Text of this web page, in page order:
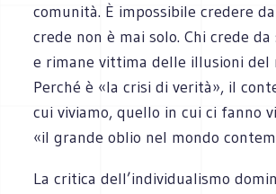
comunità. È impossibile credere
crede non è mai solo. Chi crede
e rimane vittima delle illusioni del
Perché è «la crisi di verità», il
cui viviamo, quello in cui ci fanno
«il grande oblio nel mondo
La critica dell’individualismo